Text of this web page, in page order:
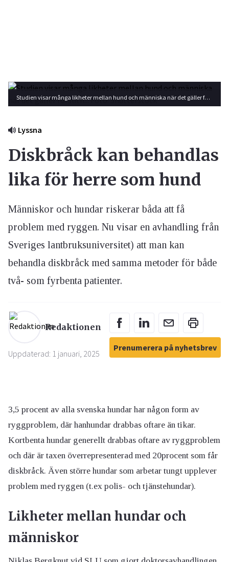
Studien visar många likheter mellan hund och människa när det gäller förslitn... Foto: Shutterstock
Lyssna
Diskbråck kan behandlas
lika för herre som hund
Människor och hundar riskerar båda att få
problem med ryggen. Nu visar en avhandling från
Sveriges lantbruksuniversitet) att man kan
behandla diskbråck med samma metoder för både
två- som fyrbenta patienter.
Redaktionen
Uppdaterad: 1 januari, 2025
Prenumerera på nyhetsbrev
3,5 procent av alla svenska hundar har någon form av
ryggproblem, där hanhundar drabbas oftare än tikar.
Kortbenta hundar generellt drabbas oftare av ryggproblem
och där är taxen överrepresenterad med 20procent som får
diskbråck. Även större hundar som arbetar tungt upplever
problem med ryggen (t.ex polis- och tjänstehundar).
Likheter mellan hundar och
människor